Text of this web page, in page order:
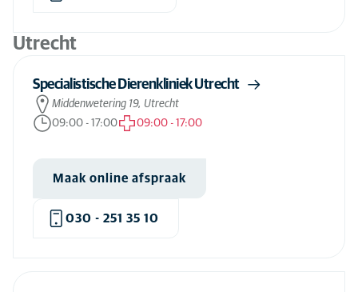
Utrecht
Specialistische Dierenkliniek Utrecht
Middenwetering 19, Utrecht
09:00 - 17:00 09:00 - 17:00
Maak online afspraak
030 - 251 35 10